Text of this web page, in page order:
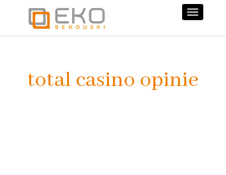
total casino opinie